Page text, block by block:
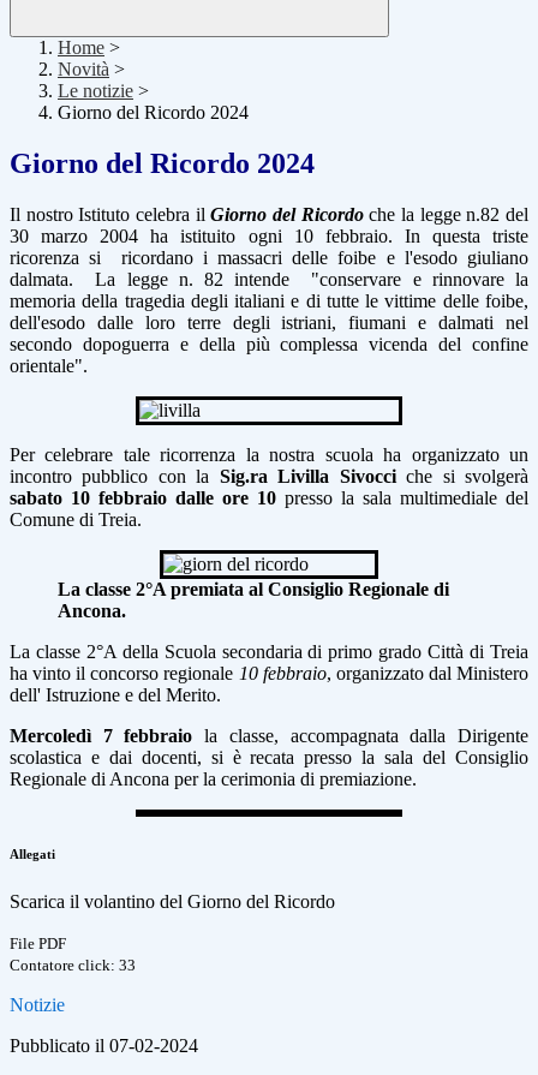
Home >
Novità >
Le notizie >
Giorno del Ricordo 2024
Giorno del Ricordo 2024
Il nostro Istituto celebra ilGiorno del Ricordoche la legge n.82 del
30 marzo 2004 ha istituito ogni 10 febbraio. In questa triste
ricorenza si
ricordano imassacri delle foibe e l'esodo giuliano
dalmata.La legge n. 82 intende "conservare e rinnovare la
memoria della tragedia degli italiani e di tutte le vittime delle foibe,
dell'esodo dalle loro terre degli istriani, fiumani e dalmati nel
secondo dopoguerra e della più complessa vicenda del confine
orientale".
Per celebrare tale ricorrenza la nostra scuola ha organizzato un
incontro pubblico con la Sig.ra Livilla Sivocciche si svolgerà
sabato 10 febbraio dalle ore 10 presso la sala multimediale del
Comune di Treia.
La classe 2°A premiata al Consiglio Regionale di
Ancona.
La classe 2°A della Scuola secondaria di primo grado Città di Treia
ha vinto il concorso regionale 10 febbraio, organizzato dal Ministero
dell' Istruzione e del Merito.
Mercoledì 7 febbraio la classe, accompagnata dalla Dirigente
scolastica e dai docenti, si è recata presso la sala del Consiglio
Regionale di Ancona per la cerimonia di premiazione.
Allegati
Scarica il volantino del Giorno del Ricordo
File PDF
Contatore click: 33
Notizie
Pubblicato il 07-02-2024